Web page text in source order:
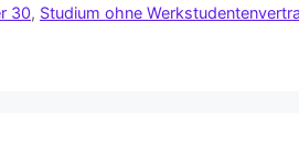
30, Studium ohne